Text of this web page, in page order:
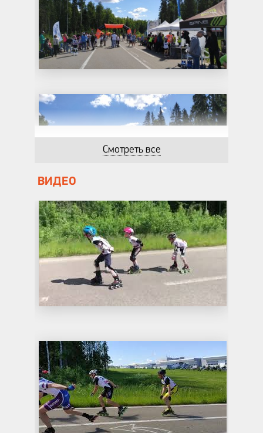
Смотреть все
ВИДЕО